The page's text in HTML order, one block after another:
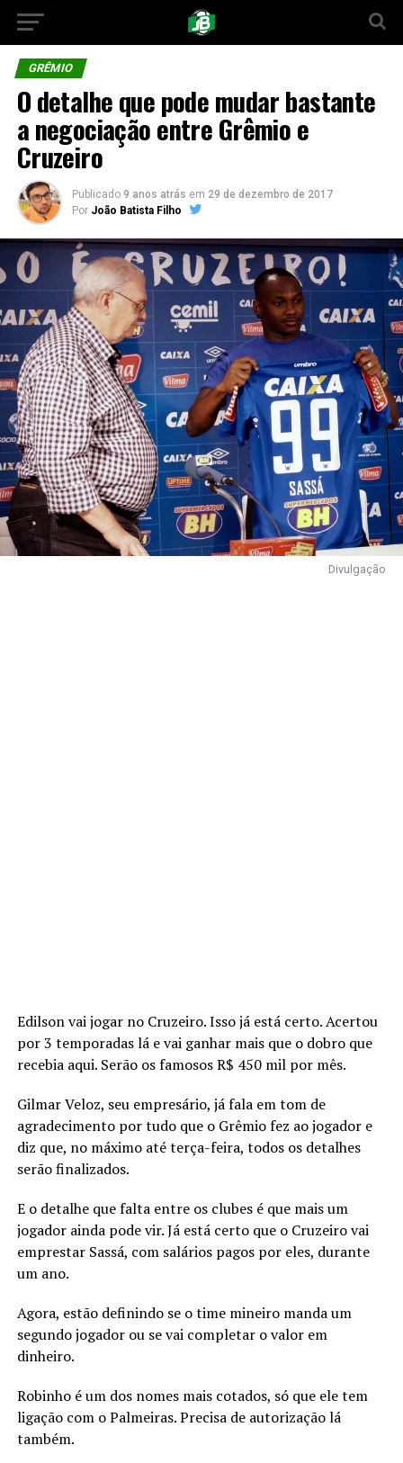
GRÊMIO
O detalhe que pode mudar bastante
a negociação entre Grêmio e
Cruzeiro
Publicado 9 anos atrás em 29 de dezembro de 2017
Por João Batista Filho
Divulgação
Edilson vai jogar no Cruzeiro. Isso já está certo. Acertou
por 3 temporadas lá e vai ganhar mais que o dobro que
recebia aqui. Serão os famosos R$ 450 mil por mês.
Gilmar Veloz, seu empresário, já fala em tom de
agradecimento por tudo que o Grêmio fez ao jogador e
diz que, no máximo até terça-feira, todos os detalhes
serão finalizados.
E o detalhe que falta entre os clubes é que mais um
jogador ainda pode vir. Já está certo que o Cruzeiro vai
emprestar Sassá, com salários pagos por eles, durante
um ano.
Agora, estão definindo se o time mineiro manda um
segundo jogador ou se vai completar o valor em
dinheiro.
Robinho é um dos nomes mais cotados, só que ele tem
ligação com o Palmeiras. Precisa de autorização lá
também.